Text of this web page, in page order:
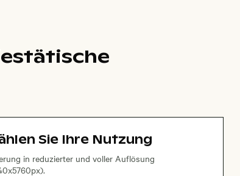
den Lizenzinformationen springen
Sie Ihre Nutzung
in reduzierter und voller Auflösung